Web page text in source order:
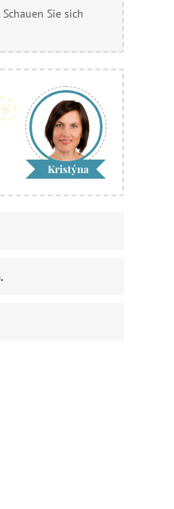
Sie sich
Kristýna